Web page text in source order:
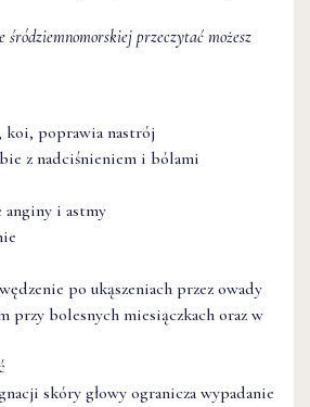
przeczytać możesz
koi, poprawia nastrój
z nadciśnieniem i bólami
anginy i astmy
po ukąszeniach przez owady
przy bolesnych miesiączkach oraz w
skóry głowy ogranicza wypadanie